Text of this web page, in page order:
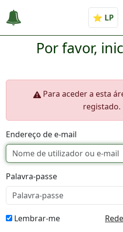
Por favor,
Para aceder a esta
registado.
Endereço de e-mail
Palavra-passe
Lembrar-me